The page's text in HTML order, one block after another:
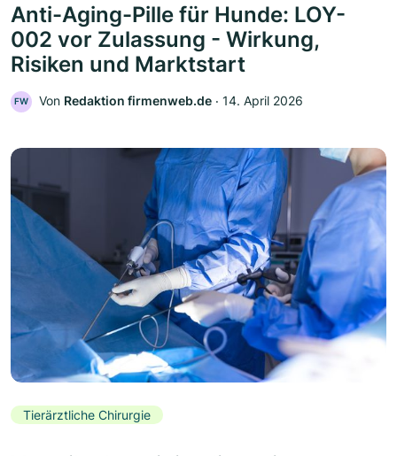
Anti-Aging-Pille für Hunde: LOY-
002 vor Zulassung - Wirkung,
Risiken und Marktstart
FW Von Redaktion firmenweb.de ‧ 14. April 2026
Tierärztliche Chirurgie